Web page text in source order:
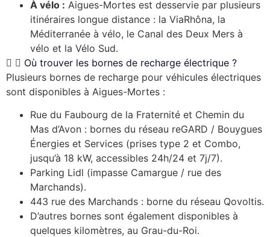
À vélo : Aigues-Mortes est desservie par plusieurs
itinéraires longue distance : la ViaRhôna, la
Méditerranée à vélo, le Canal des Deux Mers à
vélo et la Vélo Sud.
Où trouver les bornes de recharge électrique ?
Plusieurs bornes de recharge pour véhicules électriques
sont disponibles à Aigues-Mortes :
Rue du Faubourg de la Fraternité et Chemin du
Mas d’Avon : bornes du réseau reGARD / Bouygues
Énergies et Services (prises type 2 et Combo,
jusqu’à 18 kW, accessibles 24h/24 et 7j/7).
Parking Lidl (impasse Camargue / rue des
Marchands).
443 rue des Marchands : borne du réseau Qovoltis.
D’autres bornes sont également disponibles à
quelques kilomètres, au Grau-du-Roi.